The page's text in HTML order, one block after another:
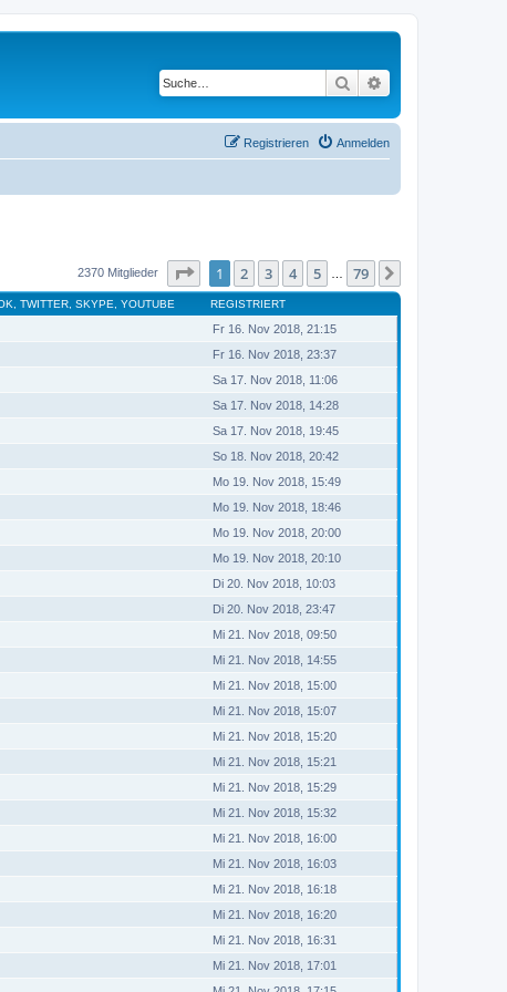
Suche
Anmelden
Registrieren
2370 Mitglieder Seite von79
1 2 3 4 5 79
TWITTER, SKYPE, YOUTUBE REGISTRIERT
Fr 16. Nov 2018, 21:15
Fr 16. Nov 2018, 23:37
Sa 17. Nov 2018, 11:06
Sa 17. Nov 2018, 14:28
Sa 17. Nov 2018, 19:45
So 18. Nov 2018, 20:42
Mo 19. Nov 2018, 15:49
Mo 19. Nov 2018, 18:46
Mo 19. Nov 2018, 20:00
Mo 19. Nov 2018, 20:10
Di 20. Nov 2018, 10:03
Di 20. Nov 2018, 23:47
Mi 21. Nov 2018, 09:50
Mi 21. Nov 2018, 14:55
Mi 21. Nov 2018, 15:00
Mi 21. Nov 2018, 15:07
Mi 21. Nov 2018, 15:20
Mi 21. Nov 2018, 15:21
Mi 21. Nov 2018, 15:29
Mi 21. Nov 2018, 15:32
Mi 21. Nov 2018, 16:00
Mi 21. Nov 2018, 16:03
Mi 21. Nov 2018, 16:18
Mi 21. Nov 2018, 16:20
Mi 21. Nov 2018, 16:31
Mi 21. Nov 2018, 17:01